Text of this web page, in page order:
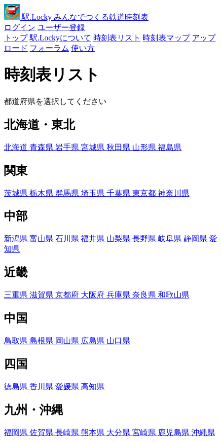
駅.Locky みんなでつくる鉄道時刻表
ログイン ユーザー登録
トップ 駅.Lockyについて 時刻表リスト 時刻表マップ アップ
ロード フォーラム 使い方
時刻表リスト
都道府県を選択してください
北海道・東北
北海道 青森県 岩手県 宮城県 秋田県 山形県 福島県
関東
茨城県 栃木県 群馬県 埼玉県 千葉県 東京都 神奈川県
中部
新潟県 富山県 石川県 福井県 山梨県 長野県 岐阜県 静岡県 愛
知県
近畿
三重県 滋賀県 京都府 大阪府 兵庫県 奈良県 和歌山県
中国
鳥取県 島根県 岡山県 広島県 山口県
四国
徳島県 香川県 愛媛県 高知県
九州・沖縄
福岡県 佐賀県 長崎県 熊本県 大分県 宮崎県 鹿児島県 沖縄県